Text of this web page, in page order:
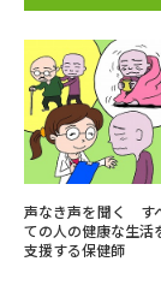
声なき声を聞く す
ての人の健康な生活
支援する保健師